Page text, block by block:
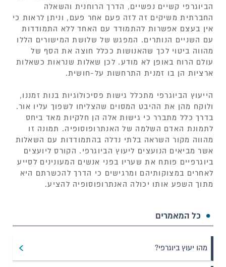
הביוגרפי קשיים נפשיים, הדרך הרוחנית והשאלה
החברתית משיקים זה לזה פעם אחר פעם, וניתן לראות כי
אין בעצם אפשרות להתמודד עם האחד ללא התמודדות
עם השניים הנותרים. המפגש של שלושת המישורים הללו
מהווה ביטוי לכך שהאנושות ככלל חוצה את הסף של
עולם הרוח באופן לא מודע. לכן שאלות שנראות כשאלות
ארציות הן בו זמנית התרחשות על-חושית.
הייעוץ הביוגרפי מתכלל גישות פסיכולוגיות בנות זמננו,
ולוקח מהן את ההיבט המסוים שהצליחו לשפוך עליו אור.
בדרך כלל מתברר כי גישות אלה הן חלקיות מאד ביחס
לתמונת האדם השלמה של האנתרופוסופיה. תמונה זו
מהווה מקור השראה בלתי נדלה בהתמודדות עם השאלות
אשר מביאים הנועצים ליעוץ הביוגרפי. הקורס ליועצים
ביוגרפיים פותח את שעריו בפני אנשים המעונינים לסייע
לאחרים במצוקותיהם ומרגישים כי הדרך להכשרתם היא
מתוך השפע אותו יכולה האנתרופוסופיה להציע.
כל המאמרים
מהו יעוץ ביוגרפי?